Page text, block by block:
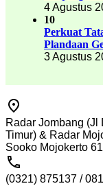
4 Agustus
10
Perkuat
Plandaan
3 Agustus
Radar Jombang (Jl
Timur) & Radar
Sooko Mojokerto
(0321) 875137 /